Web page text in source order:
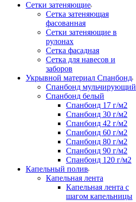
Сетки затеняющие
Сетка затеняющая
фасованная
Сетки затеняющие в
рулонах
Сетка фасадная
Сетка для навесов и
заборов
Укрывной материал Спанбонд
Спанбонд мульчирующий
Спанбонд белый
Спанбонд 17 г/м2
Спанбонд 30 г/м2
Спанбонд 42 г/м2
Спанбонд 60 г/м2
Спанбонд 80 г/м2
Спанбонд 90 г/м2
Спанбонд 120 г/м2
Капельный полив
Капельная лента
Капельная лента с
шагом капельницы